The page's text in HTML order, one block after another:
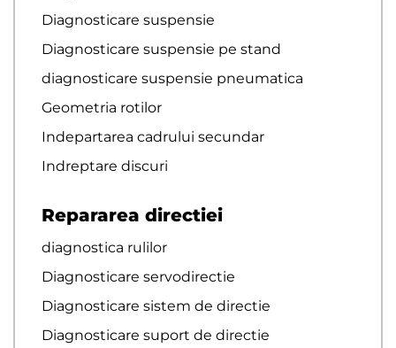
Diagnosticare suspensie
Diagnosticare suspensie pe stand
diagnosticare suspensie pneumatica
Geometria rotilor
Indepartarea cadrului secundar
Indreptare discuri
Repararea directiei
diagnostica rulilor
Diagnosticare servodirectie
Diagnosticare sistem de directie
Diagnosticare suport de directie